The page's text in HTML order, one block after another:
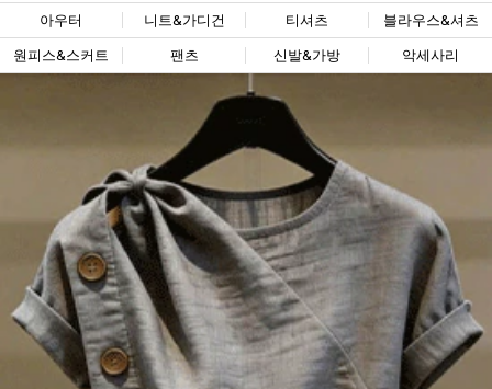
아우터 니트&가디건 티셔츠 블라우스&셔츠
원피스&스커트 팬츠 신발&가방 악세사리